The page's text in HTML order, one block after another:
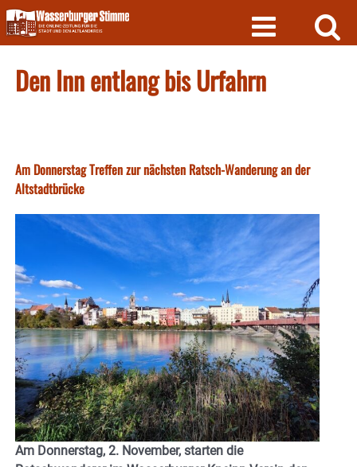
Skip
to
content
Den Inn entlang bis Urfahrn
Am Donnerstag Treffen zur nächsten Ratsch-Wanderung an der
Altstadtbrücke
Am Donnerstag, 2. November, starten die